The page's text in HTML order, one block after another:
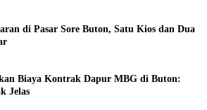
di Pasar Sore Buton, Satu Kios dan Dua
Biaya Kontrak Dapur MBG di Buton:
Jelas